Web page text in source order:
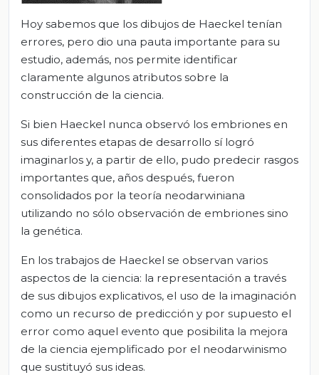
Hoy sabemos que los dibujos de Haeckel tenían
errores, pero dio una pauta importante para su
estudio, además, nos permite identificar
claramente algunos atributos sobre la
construcción de la ciencia.
Si bien Haeckel nunca observó los embriones en
sus diferentes etapas de desarrollo sí logró
imaginarlos y, a partir de ello, pudo predecir rasgos
importantes que, años después, fueron
consolidados por la teoría neodarwiniana
utilizando no sólo observación de embriones sino
la genética.
En los trabajos de Haeckel se observan varios
aspectos de la ciencia: la representación a través
de sus dibujos explicativos, el uso de la imaginación
como un recurso de predicción y por supuesto el
error como aquel evento que posibilita la mejora
de la ciencia ejemplificado por el neodarwinismo
que sustituyó sus ideas.